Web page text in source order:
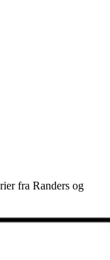
fra Randers og